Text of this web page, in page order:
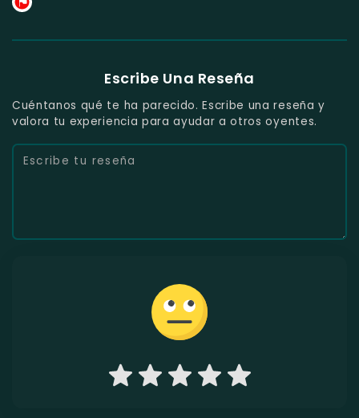
Escribe Una Reseña
Cuéntanos qué te ha parecido. Escribe una reseña y
valora tu experiencia para ayudar a otros oyentes.